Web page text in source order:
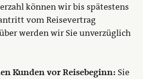
können wir bis spätestens
vom Reisevertrag
werden wir Sie unverzüglich
Kunden vor Reisebeginn: Sie